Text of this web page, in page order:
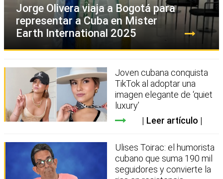
Jorge Olivera viaja a Bogotá para
representar a Cuba en Mister
Earth International 2025
Joven cubana conquista
TikTok al adoptar una
imagen elegante de ‘quiet
luxury’
Leer artículo
Ulises Toirac: el humorista
cubano que suma 190 mil
seguidores y convierte la